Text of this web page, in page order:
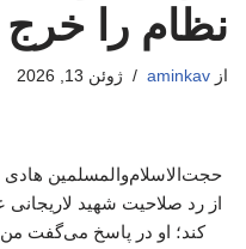
نظام را
از aminkav ژوئن 13, 2026
حجت‌الاسلام‌والمسلمین
از رد صلاحیت شهید
کند؛ او در پاسخ می‌گفت